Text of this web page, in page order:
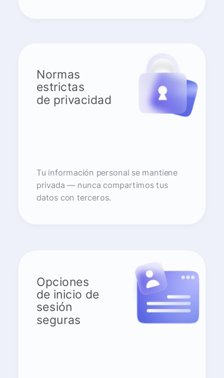
Normas
estrictas
de privacidad
Tu información personal se mantiene
privada — nunca compartimos tus
datos con terceros.
Opciones
de inicio de
sesión
seguras